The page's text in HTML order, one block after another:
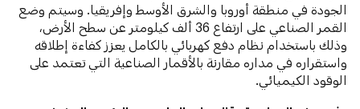
الجودة في منطقة أوروبا والشرق الأوسط وإفريقيا. وسيتم وضع
القمر الصناعي على ارتفاع 36 ألف كيلومتر عن سطح الأرض،
وذلك باستخدام نظام دفع كهربائي بالكامل يعزز كفاءة إطلاقه
واستقراره في مداره مقارنة بالأقمار الصناعية التي تعتمد على
الوقود الكيميائي.